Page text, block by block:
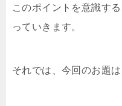
このポイントを意識す
っていきます。
それでは、今回のお題は